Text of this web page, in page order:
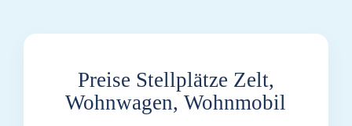
Preise Stellplätze Zelt,
Wohnwagen, Wohnmobil